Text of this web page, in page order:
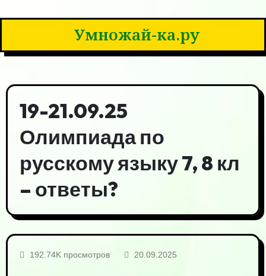
Умножай-ка.ру
19-21.09.25
Олимпиада по
русскому языку 7, 8 кл
– ответы?
192.74K просмотров 20.09.2025